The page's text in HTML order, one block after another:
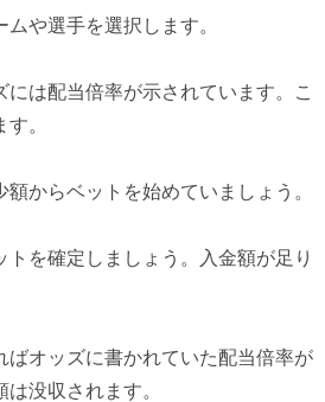
や選手を選択します。
は配当倍率が示されています。こ
。
からベットを始めていましょう。
を確定しましょう。入金額が足り
オッズに書かれていた配当倍率が
没収されます。